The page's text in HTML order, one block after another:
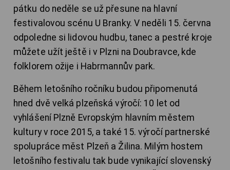
pátku do neděle se už přesune na hlavní
festivalovou scénu U Branky. V neděli 15. června
odpoledne si lidovou hudbu, tanec a pestré kroje
můžete užít ještě i v Plzni na Doubravce, kde
folklorem ožije i Habrmannův park.
Během letošního ročníku budou připomenutá
hned dvě velká plzeňská výročí: 10 let od
vyhlášení Plzně Evropským hlavním městem
kultury v roce 2015, a také 15. výročí partnerské
spolupráce měst Plzeň a Žilina. Milým hostem
letošního festivalu tak bude vynikající slovenský